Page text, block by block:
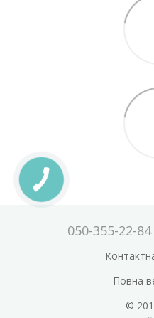
050-355-22-84
Повна
©